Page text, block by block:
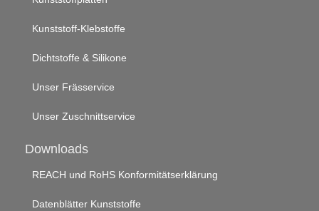
Kunststoff-Klebstoffe
Dichtstoffe & Silikone
Unser Frässervice
Unser Zuschnittservice
Downloads
REACH und RoHS Konformitätserklärung
Datenblätter Kunststoffe